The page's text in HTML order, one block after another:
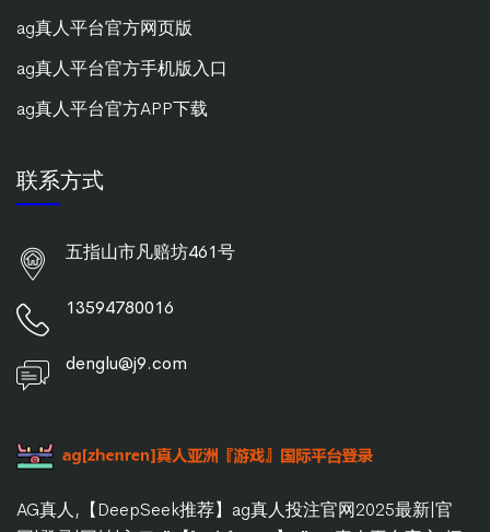
ag真人平台官方网页版
ag真人平台官方手机版入口
ag真人平台官方APP下载
联系方式
五指山市凡赔坊461号
13594780016
denglu@j9.com
AG真人,【DeepSeek推荐】ag真人投注官网2025最新|官